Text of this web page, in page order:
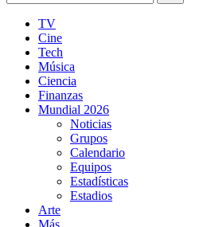
TV
Cine
Tech
Música
Ciencia
Finanzas
Mundial 2026
Noticias
Grupos
Calendario
Equipos
Estadísticas
Estadios
Arte
Más